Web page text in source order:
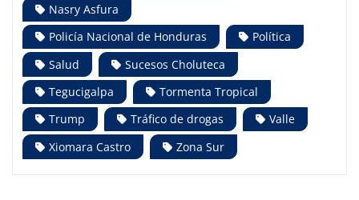
Nasry Asfura
Policía Nacional de Honduras
Política
Salud
Sucesos Choluteca
Tegucigalpa
Tormenta Tropical
Trump
Tráfico de drogas
Valle
Xiomara Castro
Zona Sur